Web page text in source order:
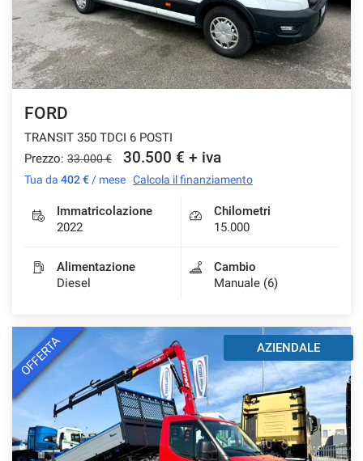
FORD
TRANSIT 350 TDCI 6 POSTI
Prezzo: 33.000 € 30.500 € + iva
Tua da 402 € / mese Calcola il finanziamento
Immatricolazione
2022
Chilometri
15.000
Alimentazione
Diesel
Cambio
Manuale (6)
OFFERTA AZIENDALE